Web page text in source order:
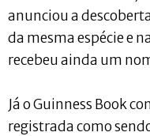
anunciou a
da mesma espécie e
recebeu ainda um
Já o Guinness Book
registrada como